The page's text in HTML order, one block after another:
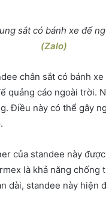
sắt có bánh xe để
(Zalo)
chân sắt có bánh
quảng cáo ngoài trời.
Điều này có thể gây
của standee này
là khả năng chống
dài, standee này hiện